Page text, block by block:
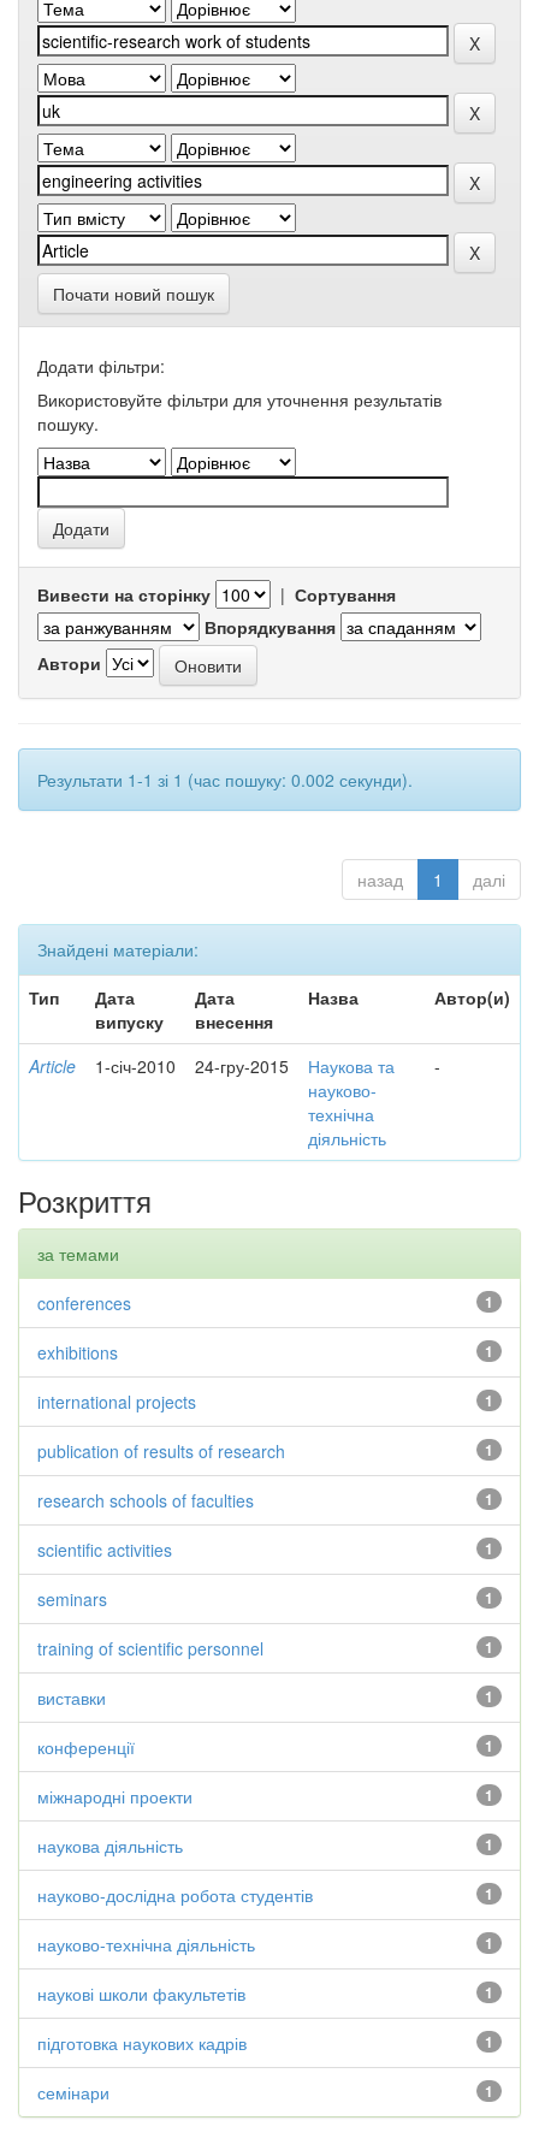
Почати новий пошук
Додати фільтри:
Використовуйте фільтри для уточнення результатів
пошуку.
Вивести на сторінку | Сортування
Впорядкування
Автори
Результати 1-1 зі 1 (час пошуку: 0.002 секунди).
назад 1 далі
Знайдені матеріали:
Тип
Дата
випуску
Дата
внесення
Назва Автор(и)
Article 1-січ-2010 24-гру-2015
Наукова та
науково-
технічна
діяльність
-
Розкриття
за темами
1
conferences
1
exhibitions
1
international projects
1
publication of results of research
1
research schools of faculties
1
scientific activities
1
seminars
1
training of scientific personnel
1
виставки
1
конференції
1
міжнародні проекти
1
наукова діяльність
1
науково-дослідна робота студентів
1
науково-технічна діяльність
1
наукові школи факультетів
1
підготовка наукових кадрів
1
семінари